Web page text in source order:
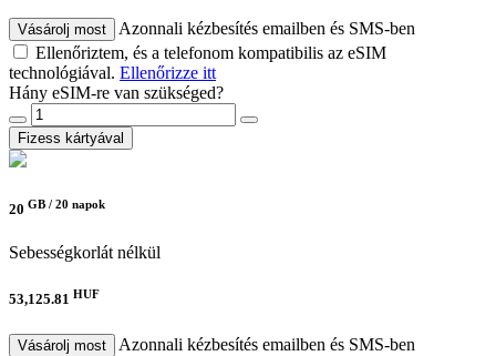
Vásárolj most
Azonnali kézbesítés emailben és SMS-ben
Ellenőriztem, és a telefonom kompatibilis az eSIM
technológiával. Ellenőrizze itt
Hány eSIM-re van szükséged?
Fizess kártyával
20 GB / 20 napok
Sebességkorlát nélkül
53,125.81 HUF
Vásárolj most
Azonnali kézbesítés emailben és SMS-ben